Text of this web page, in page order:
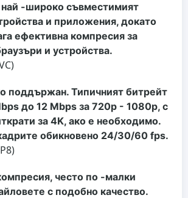
-широко съвместимият
и приложения, докато
ефективна компресия за
и устройства.
поддържан. Типичният битрейт
до 12 Mbps за 720p - 1080p, с
за 4K, ако е необходимо.
обикновено 24/30/60 fps.
често по -малки
с подобно качество.